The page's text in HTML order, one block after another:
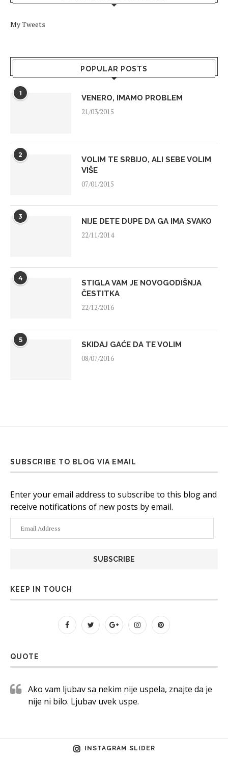
My Tweets
POPULAR POSTS
1
VENERO, IMAMO PROBLEM
21/03/2015
2
VOLIM TE SRBIJO, ALI SEBE VOLIM
VIŠE
07/01/2015
3
NIJE DETE DUPE DA GA IMA SVAKO
22/11/2014
4
STIGLA VAM JE NOVOGODIŠNJA
ČESTITKA
22/12/2016
5
SKIDAJ GAĆE DA TE VOLIM
08/07/2016
SUBSCRIBE TO BLOG VIA EMAIL
Enter your email address to subscribe to this blog and
receive notifications of new posts by email.
Email
Address
KEEP IN TOUCH
QUOTE
Ako vam ljubav sa nekim nije uspela, znajte da je
nije ni bilo. Ljubav uvek uspe.
INSTAGRAM SLIDER